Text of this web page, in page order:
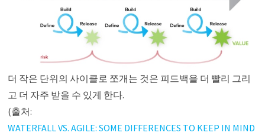
더 작은 단위의 사이클로 쪼개는 것은 피드백을 더 빨리 그리
고 더 자주 받을 수 있게 한다.
(출처:
WATERFALL VS. AGILE: SOME DIFFERENCES TO KEEP IN MIND